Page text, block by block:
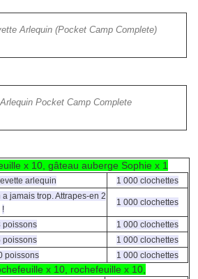
Arlequin (Pocket Camp Complete)
Pocket Camp Complete
x 10, gâteau auberge Sophie x 1
arlequin
1 000 clochettes
jamais trop. Attrapes-en 2
!
1 000 clochettes
poissons
1 000 clochettes
poissons
1 000 clochettes
poissons
1 000 clochettes
x 10, rochefeuille x 10,